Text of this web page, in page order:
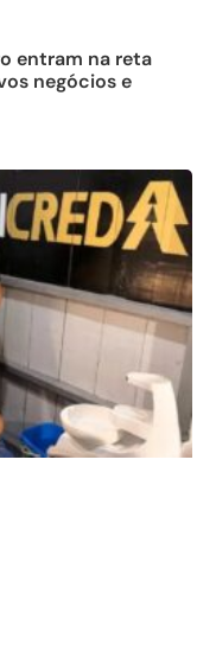
entram na reta
negócios e